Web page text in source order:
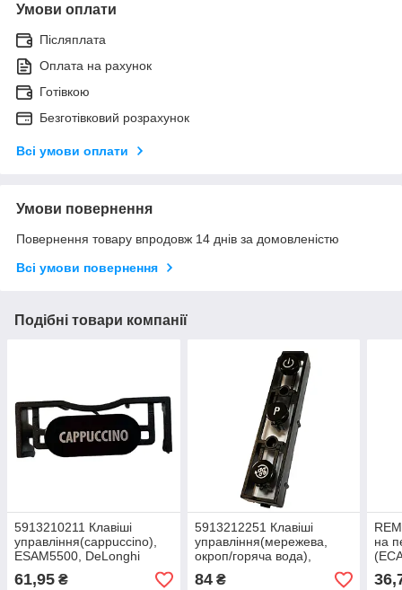
Умови оплати
Післяплата
Оплата на рахунок
Готівкою
Безготівковий розрахунок
Всі умови оплати
Умови повернення
Повернення товару впродовж 14 днів за домовленістю
Всі умови повернення
Подібні товари компанії
5913210211 Клавіші
управління(cappuccino),
ESAM5500, DeLonghi
61,95 ₴
5913212251 Клавіші
управління(мережева,
окроп/горяча вода),
ESAM5500, DeLonghi
84₴
на